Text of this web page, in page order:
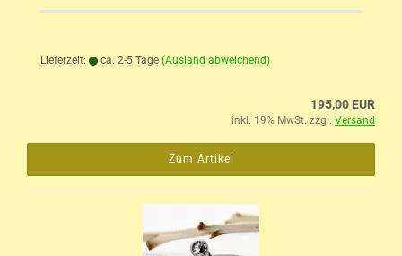
Lieferzeit: ca. 2-5 Tage (Ausland abweichend)
195,00 EUR
inkl. 19% MwSt. zzgl. Versand
Zum Artikel